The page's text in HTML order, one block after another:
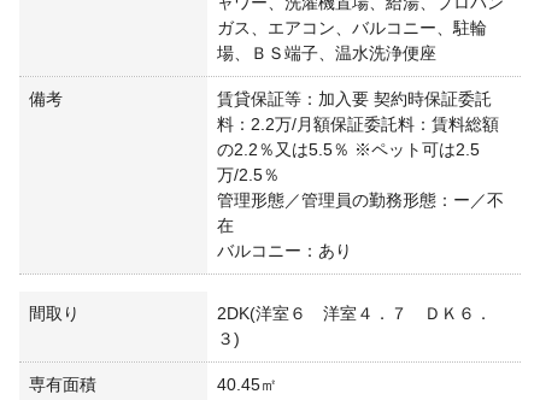
ガス、エアコン、バルコニー、駐輪
場、ＢＳ端子、温水洗浄便座
備考
賃貸保証等：加入要 契約時保証委託
料：2.2万/月額保証委託料：賃料総額
の2.2％又は5.5％ ※ペット可は2.5
万/2.5％
管理形態／管理員の勤務形態：ー／不
在
バルコニー：あり
間取り
2DK(洋室６ 洋室４．７ ＤＫ６．
３)
専有面積 40.45㎡